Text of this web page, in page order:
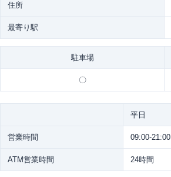
住所
最寄り駅
駐車場
〇
平日
営業時間 09:00-21:00
ATM営業時間 24時間